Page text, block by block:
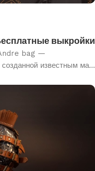
выкройки
Andre bag —
известным ма...